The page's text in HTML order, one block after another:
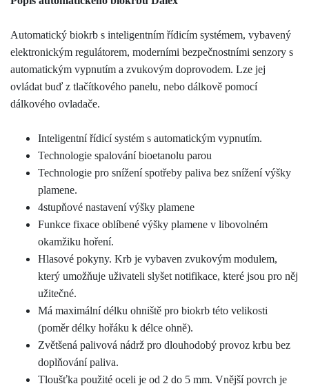
Automatický biokrb s inteligentním řídicím systémem, vybavený
elektronickým regulátorem, moderními bezpečnostními senzory s
automatickým vypnutím a zvukovým doprovodem. Lze jej
ovládat buď z tlačítkového panelu, nebo dálkově pomocí
dálkového ovladače.
Inteligentní řídicí systém s automatickým vypnutím.
Technologie spalování bioetanolu parou
Technologie pro snížení spotřeby paliva bez snížení výšky
plamene.
4stupňové nastavení výšky plamene
Funkce fixace oblíbené výšky plamene v libovolném
okamžiku hoření.
Hlasové pokyny. Krb je vybaven zvukovým modulem,
který umožňuje uživateli slyšet notifikace, které jsou pro něj
užitečné.
Má maximální délku ohniště pro biokrb této velikosti
(poměr délky hořáku k délce ohně).
Zvětšená palivová nádrž pro dlouhodobý provoz krbu bez
doplňování paliva.
Tloušťka použité oceli je od 2 do 5 mm. Vnější povrch je